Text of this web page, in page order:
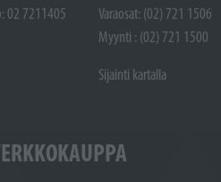
02 7211405
Varaosat: (02) 721 1506
Myynti : (02) 721 1500
Sijainti kartalla